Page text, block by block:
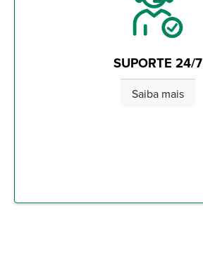
SUPORTE 24/7
Saiba mais